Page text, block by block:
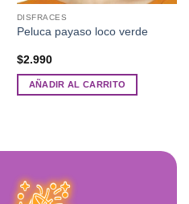
DISFRACES
Peluca payaso loco verde
$2.990
AÑADIR AL CARRITO